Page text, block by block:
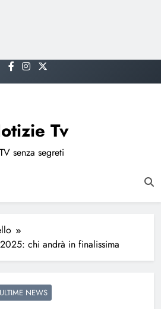
Tv
senza segreti
chi andrà in finalissima
ULTIME NEWS